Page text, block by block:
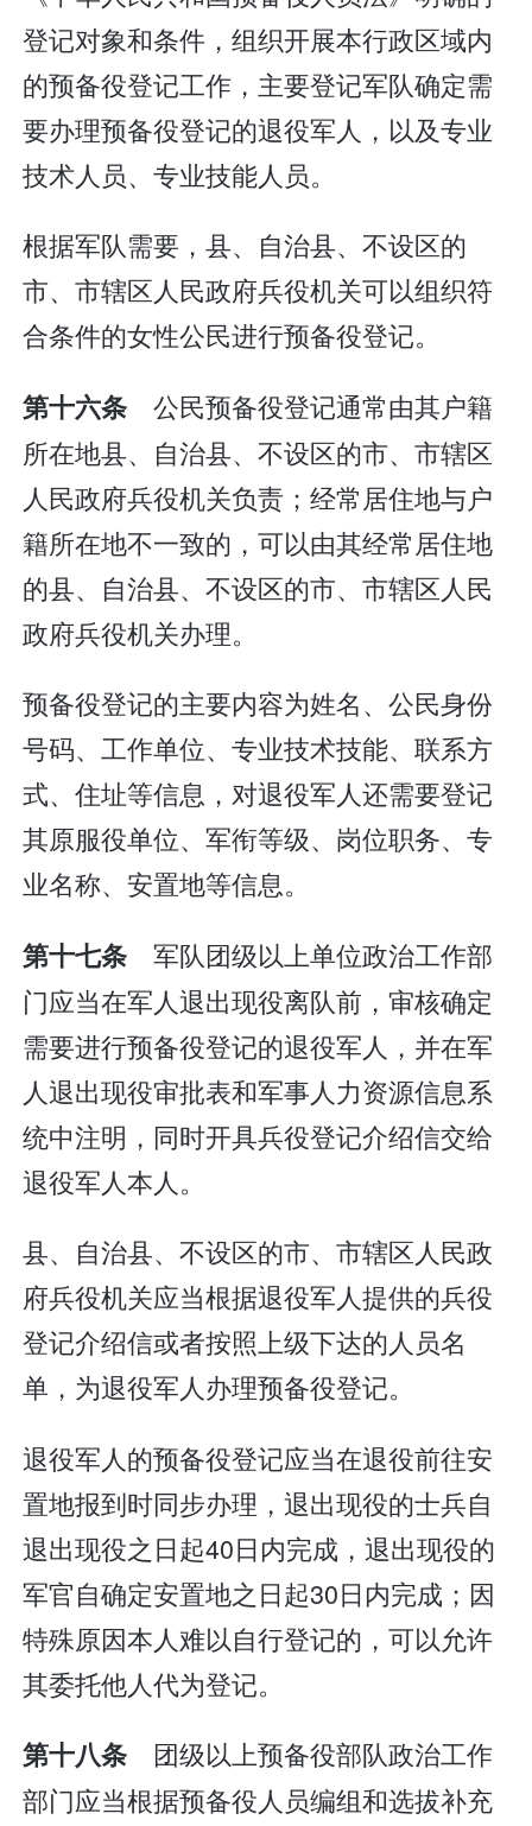
登记对象和条件，组织开展本行政区域内
的预备役登记工作，主要登记军队确定需
要办理预备役登记的退役军人，以及专业
技术人员、专业技能人员。
根据军队需要，县、自治县、不设区的
市、市辖区人民政府兵役机关可以组织符
合条件的女性公民进行预备役登记。
第十六条公民预备役登记通常由其户籍
所在地县、自治县、不设区的市、市辖区
人民政府兵役机关负责；经常居住地与户
籍所在地不一致的，可以由其经常居住地
的县、自治县、不设区的市、市辖区人民
政府兵役机关办理。
预备役登记的主要内容为姓名、公民身份
号码、工作单位、专业技术技能、联系方
式、住址等信息，对退役军人还需要登记
其原服役单位、军衔等级、岗位职务、专
业名称、安置地等信息。
第十七条军队团级以上单位政治工作部
门应当在军人退出现役离队前，审核确定
需要进行预备役登记的退役军人，并在军
人退出现役审批表和军事人力资源信息系
统中注明，同时开具兵役登记介绍信交给
退役军人本人。
县、自治县、不设区的市、市辖区人民政
府兵役机关应当根据退役军人提供的兵役
登记介绍信或者按照上级下达的人员名
单，为退役军人办理预备役登记。
退役军人的预备役登记应当在退役前往安
置地报到时同步办理，退出现役的士兵自
退出现役之日起40日内完成，退出现役的
军官自确定安置地之日起30日内完成；因
特殊原因本人难以自行登记的，可以允许
其委托他人代为登记。
第十八条 团级以上预备役部队政治工作
部门应当根据预备役人员编组和选拔补充